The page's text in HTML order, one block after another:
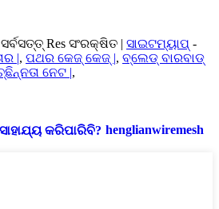
Res ସଂରକ୍ଷିତ | ସାଇଟମ୍ୟାପ୍ -
|, ପଥର କେଜ୍ କେଜ୍ |, ବ୍ଲେଡ୍ ବାରବାଡ୍
ନେଟ |,
henglianwiremesh